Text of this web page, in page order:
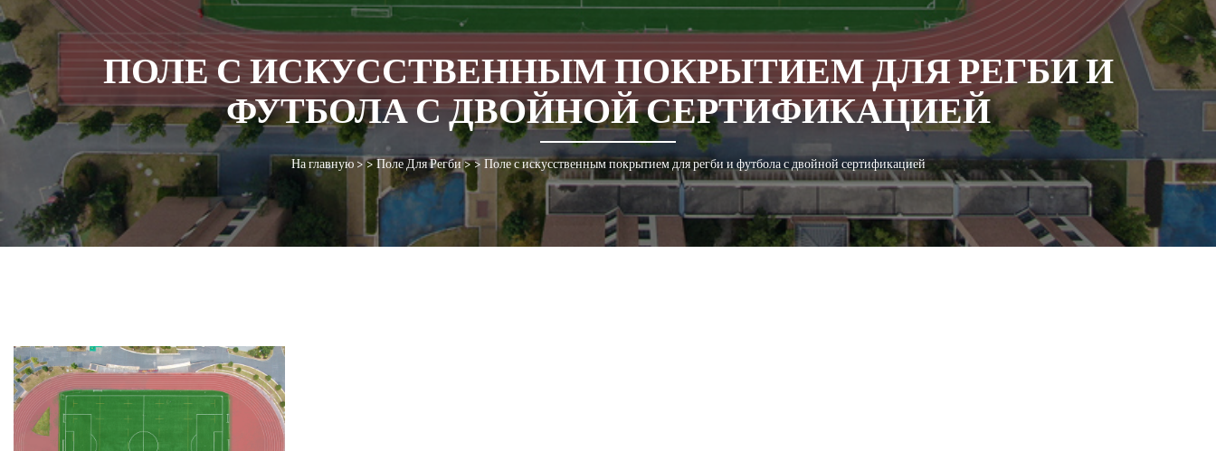
ПОЛЕ С ИСКУССТВЕННЫМ ПОКРЫТИЕМ ДЛЯ РЕГБИ И
ФУТБОЛА С ДВОЙНОЙ СЕРТИФИКАЦИЕЙ
На главную> >Поле Для Регби> >Поле с искусственным покрытием для регби и футбола с двойной сертификацией